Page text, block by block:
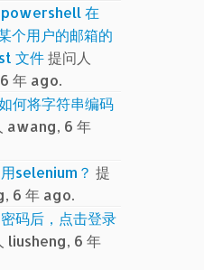
powershell 在
个用户的邮箱的
文件提问人
年 ago.
何将字符串编码
awang, 6 年
selenium？ 提
6 年 ago.
码后，点击登录
liusheng, 6 年